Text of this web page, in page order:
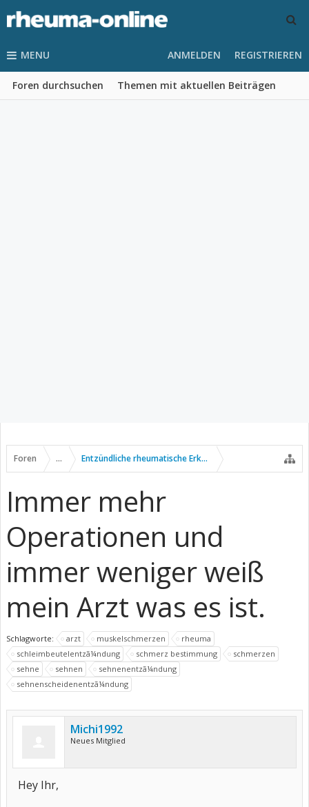
MENU
Foren durchsuchen Themen mit aktuellen Beiträgen
ANMELDEN REGISTRIEREN
Foren ... Entzündliche rheumatische Erkrankungen
Immer mehr
Operationen und
immer weniger weiß
mein Arzt was es ist.
Schlagworte: arzt muskelschmerzen
rheuma
schleimbeutelentzã¼ndung
schmerz bestimmung
schmerzen
sehne
sehnen
sehnenentzã¼ndung
sehnenscheidenentzã¼ndung
Michi1992
Neues Mitglied
Hey Ihr,